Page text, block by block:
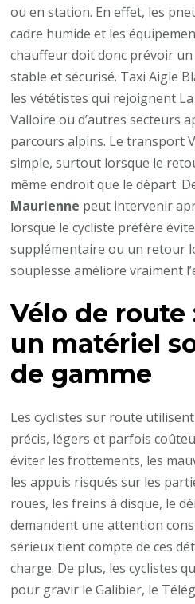
ou en station. En effet, les
cadre humide et les
chauffeur doit donc prévoir
stable et sécurisé. Taxi Aigle
les vététistes qui rejoignent
Valloire ou d’autres secteurs
parcours alpins. Le transport
simple, surtout lorsque le
même endroit que le départ.
Maurienne peut intervenir
lorsque le cycliste préfère
supplémentaire ou un retour
souplesse améliore vraiment
Vélo de
un matériel
de gamme
Les cyclistes sur route
précis, légers et parfois
éviter les frottements, les
les appuis risqués sur les
roues, les freins à disque, le
demandent une attention
sérieux tient compte de ces
charge. De plus, les cyclistes
pour gravir le Galibier, le